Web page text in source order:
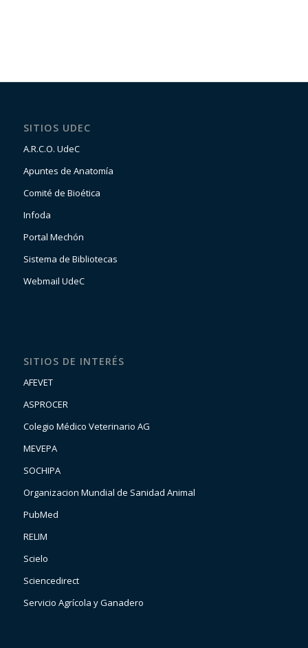
SITIOS UDEC
A.R.C.O. UdeC
Apuntes de Anatomía
Comité de Bioética
Infoda
Portal Mechón
Sistema de Bibliotecas
Webmail UdeC
SITIOS DE INTERÉS
AFEVET
ASPROCER
Colegio Médico Veterinario AG
MEVEPA
SOCHIPA
Organizacion Mundial de Sanidad Animal
PubMed
RELIM
Scielo
Sciencedirect
Servicio Agrícola y Ganadero